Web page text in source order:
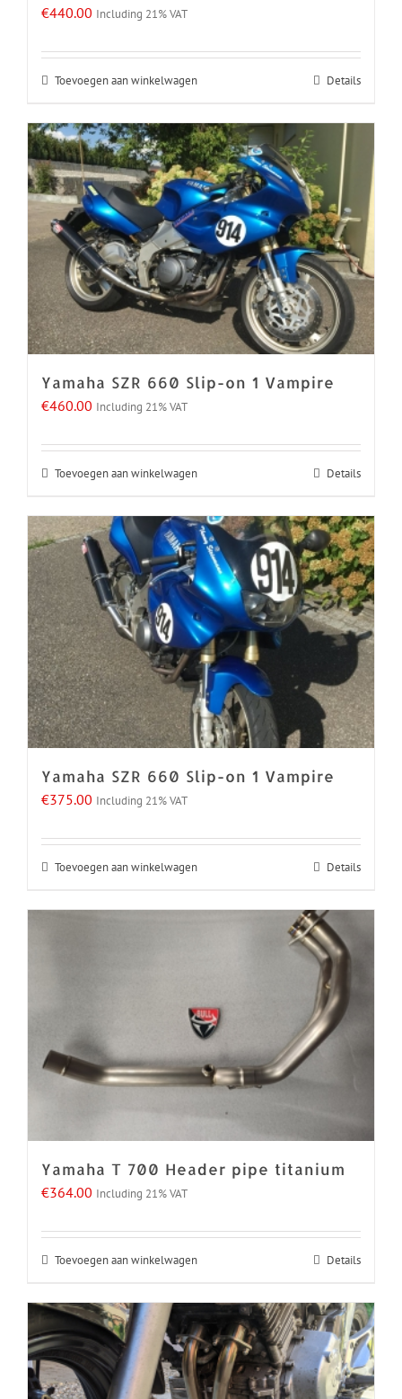
€440.00 Including 21% VAT
Toevoegen aan winkelwagen Details
Yamaha SZR 660 Slip-on 1 Vampire
€460.00 Including 21% VAT
Toevoegen aan winkelwagen Details
Yamaha SZR 660 Slip-on 1 Vampire
€375.00 Including 21% VAT
Toevoegen aan winkelwagen Details
Yamaha T 700 Header pipe titanium
€364.00 Including 21% VAT
Toevoegen aan winkelwagen Details